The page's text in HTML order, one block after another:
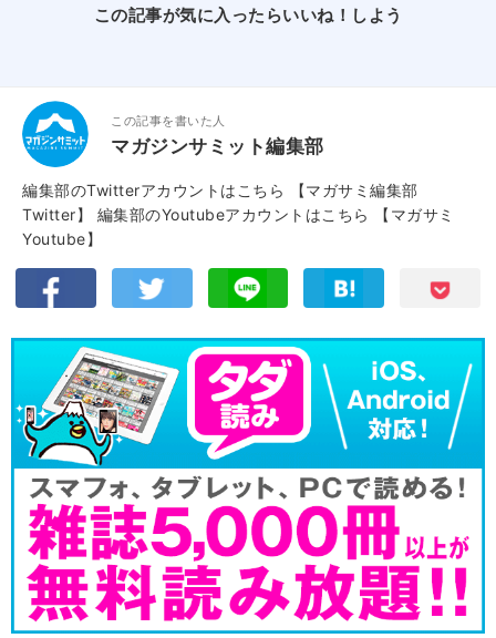
この記事が気に入ったらいいね！しよう
この記事を書いた人
マガジンサミット編集部
編集部のTwitterアカウントはこちら
【マガサミ編集部
Twitter】
編集部のYoutubeアカウントはこちら
【マガサミ
Youtube】